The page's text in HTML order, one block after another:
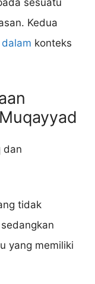
sesuatu
Kedua
dalam konteks
dan
tidak
yang memiliki